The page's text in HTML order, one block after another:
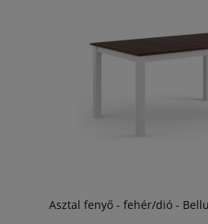
Asztal fenyő - fehér/dió -